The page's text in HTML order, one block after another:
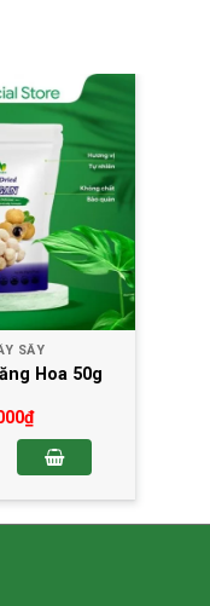
Yêu thích
SẤY
Hoa 50g
₫
Hoa 50g số lượng